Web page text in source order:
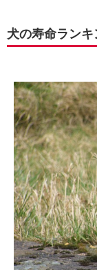
犬の寿命ラン